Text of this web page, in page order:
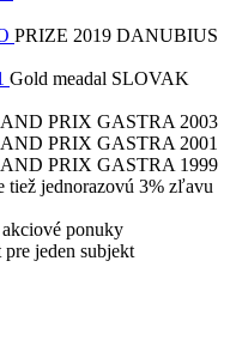
PRIZE 2019 DANUBIUS
Gold meadal SLOVAK
PRIX GASTRA 2003
PRIX GASTRA 2001
PRIX GASTRA 1999
tiež jednorazovú 3% zľavu
ponuky
jeden subjekt